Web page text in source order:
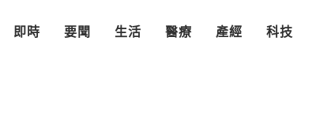
即時 要聞 生活 醫療 產經 科技